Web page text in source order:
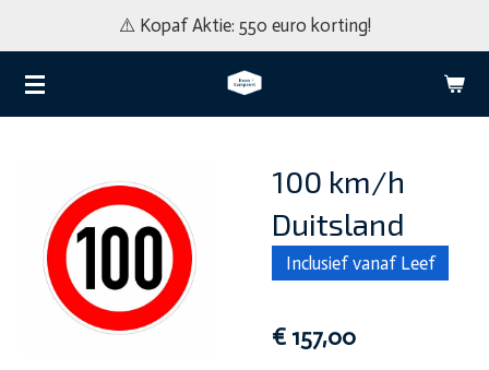
direct
naar
de
⚠️ Kopaf Aktie: 550 euro korting!
100 km/h
Duitsland
Inclusief vanaf Leef
€ 157,00